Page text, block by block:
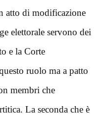
atto di modificazione
elettorale servono dei
e la Corte
ruolo ma a patto
membri che
La seconda che è